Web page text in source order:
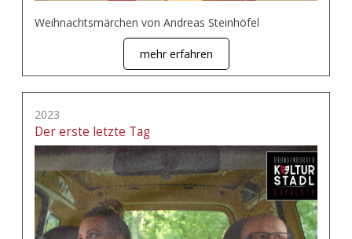
Weihnachtsmärchen von Andreas Steinhöfel
mehr erfahren
2023
Der erste letzte Tag